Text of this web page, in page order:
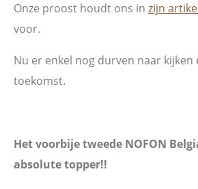
Onze proost houdt ons in zijn
voor.
Nu er enkel nog durven naar
toekomst.
Het voorbije tweede NOFON
absolute topper!!